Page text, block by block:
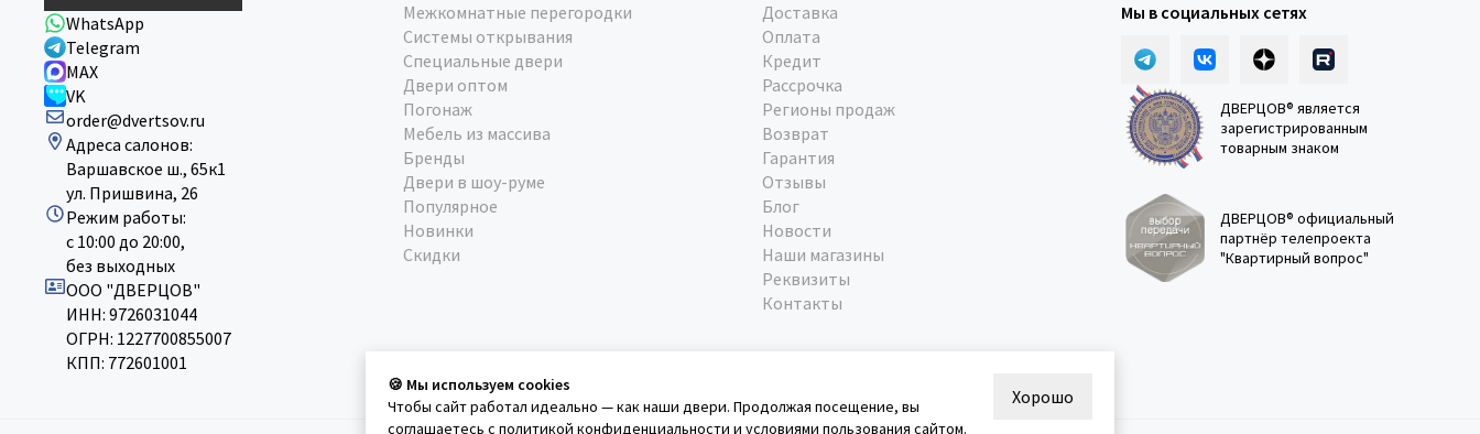
WhatsApp
Telegram
MAX
VK
order@dvertsov.ru
Адреса салонов:
Варшавское ш., 65к1
ул. Пришвина, 26
Режим работы:
с 10:00 до 20:00,
без выходных
ООО "ДВЕРЦОВ"
ИНН: 9726031044
ОГРН: 1227700855007
КПП: 772601001
Межкомнатные перегородки
Системы открывания
Специальные двери
Двери оптом
Погонаж
Мебель из массива
Бренды
Двери в шоу-руме
Популярное
Новинки
Скидки
Доставка
Оплата
Кредит
Рассрочка
Регионы продаж
Возврат
Гарантия
Отзывы
Блог
Новости
Наши магазины
Реквизиты
Контакты
Мы в социальных сетях
ДВЕРЦОВ® является
зарегистрированным
товарным знаком
ДВЕРЦОВ® официальный
партнёр телепроекта
"Квартирный вопрос"
🍪 Мы используем cookies
Чтобы сайт работал идеально — как наши двери. Продолжая посещение, вы
соглашаетесь с политикой конфиденциальности и условиями пользования сайтом.
Хорошо